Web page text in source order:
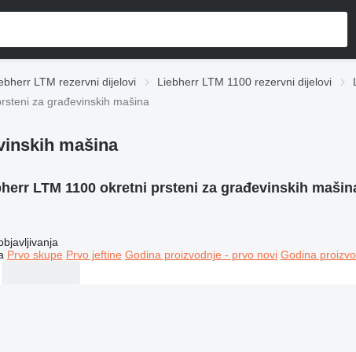
LTM rezervni dijelovi Liebherr LTM 1100 rezervni dijelovi
za građevinskih mašina
mašina
LTM 1100 okretni prsteni za građevinskih
Prvo skupe Prvo jeftine Godina proizvodnje - prvo novi Godina